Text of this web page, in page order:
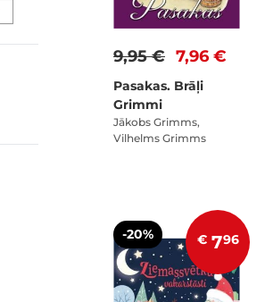
7,96 €
9,95 €
Pasakas. Brāļi
Grimmi
Jākobs Grimms,
Vilhelms Grimms
-20% € 796